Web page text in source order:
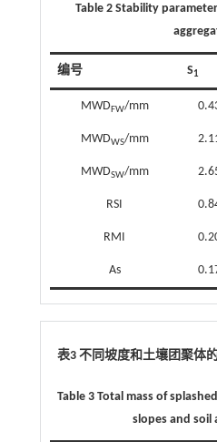
Table 2 Stability
编号 S1
MWDFW/mm
MWDWS/mm
MWDSW/mm
RSI
RMI
As
表3 不同坡度和土壤团聚体
Table 3 Total mass of
slopes and soil